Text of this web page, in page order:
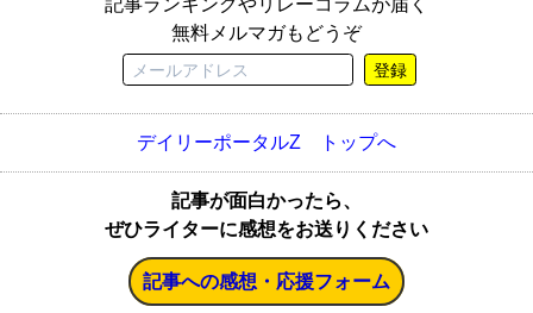
記事ランキングやリレーコラムが届く
無料メルマガもどうぞ
登録
デイリーポータルZ トップへ
記事が面白かったら、
ぜひライターに感想をお送りください
記事への感想・応援フォーム